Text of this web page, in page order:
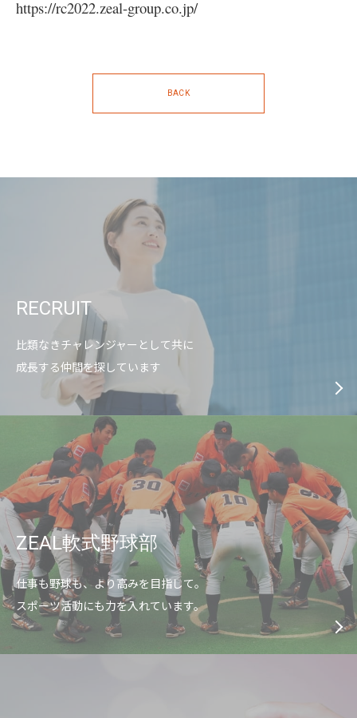
https://rc2022.zeal-group.co.jp/
BACK
RECRUIT
比類なきチャレンジャーとして共に
成長する仲間を探しています
ZEAL軟式野球部
仕事も野球も、より高みを目指して。
スポーツ活動にも力を入れています。